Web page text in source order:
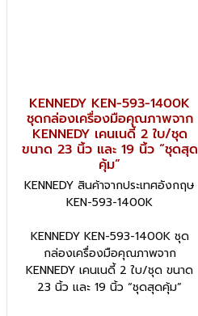
KENNEDY KEN-593-1400K
ชุดกล่องเครื่องมือคุณภาพจาก
KENNEDY เคนเนดี้ 2 ใบ/ชุด
ขนาด 23 นิ้ว และ 19 นิ้ว “ชุดสุด
คุ้ม”
KENNEDY สินค้าจากประเทศอังกฤษ
KEN-593-1400K
KENNEDY KEN-593-1400K ชุด
กล่องเครื่องมือคุณภาพจาก
KENNEDY เคนเนดี้ 2 ใบ/ชุด ขนาด
23 นิ้ว และ 19 นิ้ว “ชุดสุดคุ้ม”